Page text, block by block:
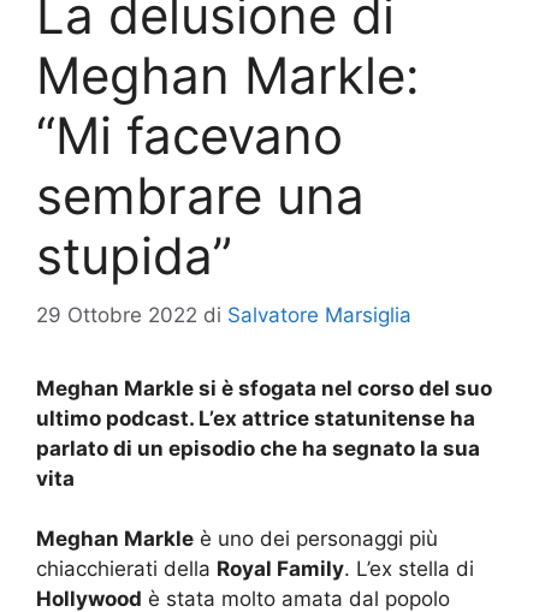
La delusione di
Meghan Markle:
“Mi facevano
sembrare una
stupida”
29 Ottobre 2022 di Salvatore Marsiglia
Meghan Markle si è sfogata nel corso del suo
ultimo podcast. L’ex attrice statunitense ha
parlato di un episodio che ha segnato la sua
vita
Meghan Markle è uno dei personaggi più
chiacchierati della Royal Family. L’ex stella di
Hollywood è stata molto amata dal popolo